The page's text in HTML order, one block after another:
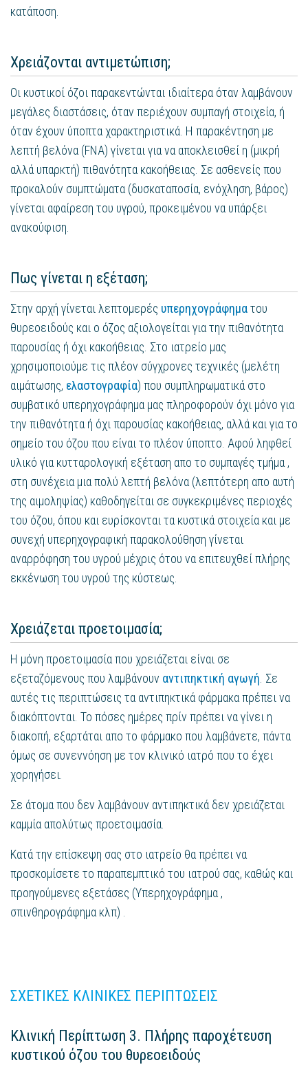
κατάποση.
Χρειάζονται αντιμετώπιση;
Οι κυστικοί όζοι παρακεντώνται ιδιαίτερα όταν λαμβάνουν
μεγάλες διαστάσεις, όταν περιέχουν συμπαγή στοιχεία, ή
όταν έχουν ύποπτα χαρακτηριστικά. Η παρακέντηση με
λεπτή βελόνα (FNA) γίνεται για να αποκλεισθεί η (μικρή
αλλά υπαρκτή) πιθανότητα κακοήθειας. Σε ασθενείς που
προκαλούν συμπτώματα (δυσκαταποσία, ενόχληση, βάρος)
γίνεται αφαίρεση του υγρού, προκειμένου να υπάρξει
ανακούφιση.
Πως γίνεται η εξέταση;
Στην αρχή γίνεται λεπτομερές υπερηχογράφηματου
θυρεοειδούς και ο όζος αξιολογείται για την πιθανότητα
παρουσίας ή όχι κακοήθειας. Στο ιατρείο μας
χρησιμοποιούμε τις πλέον σύγχρονες τεχνικές (μελέτη
αιμάτωσης, ελαστογραφία) που συμπληρωματικά στο
συμβατικό υπερηχογράφημα μας πληροφορούν όχι μόνο για
την πιθανότητα ή όχι παρουσίας κακοήθειας, αλλά και για το
σημείο του όζου που είναι το πλέον ύποπτο. Αφού ληφθεί
υλικό για κυτταρολογική εξέταση απο το συμπαγές τμήμα ,
στη συνέχεια μια πολύ λεπτή βελόνα (λεπτότερη απο αυτή
της αιμοληψίας) καθοδηγείται σε συγκεκριμένες περιοχές
του όζου, όπου και ευρίσκονται τα κυστικά στοιχεία και με
συνεχή υπερηχογραφική παρακολούθηση γίνεται
αναρρόφηση του υγρού μέχρις ότου να επιτευχθεί πλήρης
εκκένωση του υγρού της κύστεως.
Χρειάζεται προετοιμασία;
Η μόνη προετοιμασία που χρειάζεται είναι σε
εξεταζόμενους που λαμβάνουν αντιπηκτική αγωγή . Σε
αυτές τις περιπτώσεις τα αντιπηκτικά φάρμακα πρέπει να
διακόπτονται. Το πόσες ημέρες πρίν πρέπει να γίνει η
διακοπή, εξαρτάται απο το φάρμακο που λαμβάνετε, πάντα
όμως σε συνεννόηση με τον κλινικό ιατρό που το έχει
χορηγήσει.
Σε άτομα που δεν λαμβάνουν αντιπηκτικά δεν χρειάζεται
καμμία απολύτως προετοιμασία.
Κατά την επίσκεψη σας στο ιατρείο θα πρέπει να
προσκομίσετε το παραπεμπτικό του ιατρού σας, καθώς και
προηγούμενες εξετάσες (Υπερηχογράφημα ,
σπινθηρογράφημα κλπ) .
ΣΧΕΤΙΚΕΣ ΚΛΙΝΙΚΕΣ ΠΕΡΙΠΤΩΣΕΙΣ
Κλινική Περίπτωση 3. Πλήρης παροχέτευση
κυστικού όζου του θυρεοειδούς